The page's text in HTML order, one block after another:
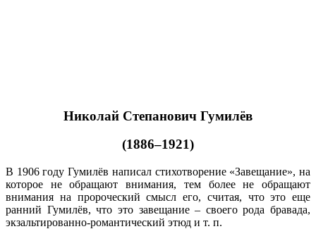
Николай Степанович Гумилёв
(1886–1921)
В 1906 году Гумилёв написал стихотворение «Завещание», на
которое не обращают внимания, тем более не обращают
внимания на пророческий смысл его, считая, что это еще
ранний Гумилёв, что это завещание – своего рода бравада,
экзальтированно-романтический этюд и т. п.